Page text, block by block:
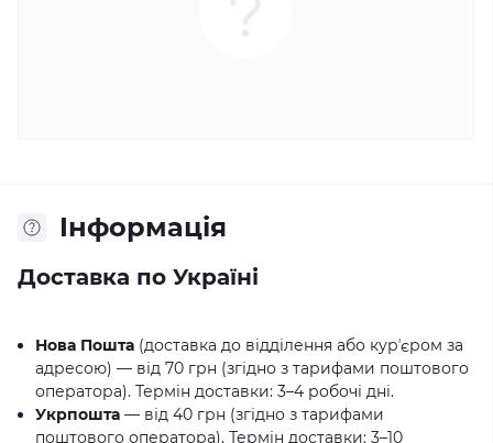
Iнформація
Доставка по Україні
Нова Пошта (доставка до відділення або курʼєром за
адресою) — від 70 грн (згідно з тарифами поштового
оператора). Термін доставки: 3–4 робочі дні.
Укрпошта — від 40 грн (згідно з тарифами
поштового оператора). Термін доставки: 3–10